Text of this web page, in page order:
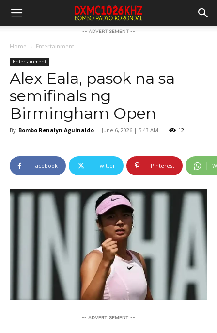
-- ADVERTISEMENT --
Home Entertainment
Entertainment
Alex Eala, pasok na sa
semifinals ng
Birmingham Open
By Bombo Renalyn Aguinaldo - June 6, 2026 | 5:43 AM 12
Facebook Twitter Pinterest
-- ADVERTISEMENT --